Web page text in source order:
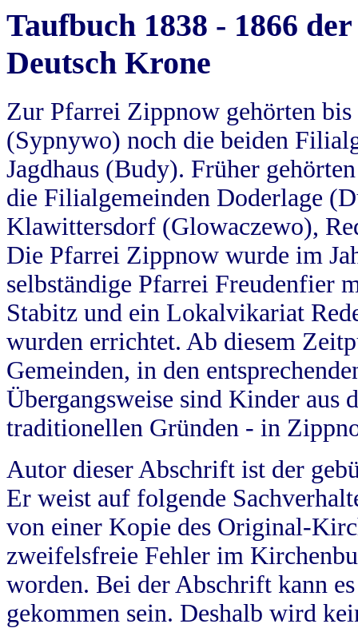
Taufbuch 1838 - 1866
Deutsch Krone
Zur Pfarrei Zippnow gehörten
(Sypnywo) noch die beiden
Jagdhaus (Budy). Früher
die Filialgemeinden Doderlage
Klawittersdorf (Glowaczewo),
Die Pfarrei Zippnow wurde im
selbständige Pfarrei Freudenfier
Stabitz und ein Lokalvikariat
wurden errichtet. Ab diesem
Gemeinden, in den
Übergangsweise sind Kinder aus
traditionellen Gründen - in
Autor dieser Abschrift ist der
Er weist auf folgende
von einer Kopie des Original-
zweifelsfreie Fehler im
worden. Bei der Abschrift kann
gekommen sein. Deshalb wird